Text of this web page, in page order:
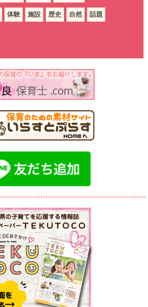
体験 施設 歴史 自然 話題